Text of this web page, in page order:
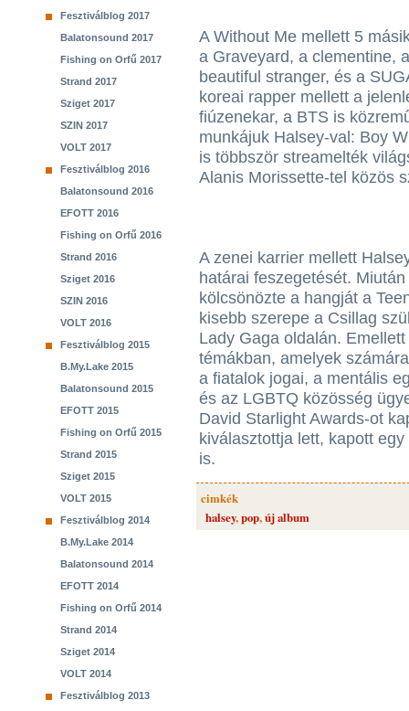
Fesztiválblog 2017
Balatonsound 2017
Fishing on Orfű 2017
Strand 2017
Sziget 2017
SZIN 2017
VOLT 2017
Fesztiválblog 2016
Balatonsound 2016
EFOTT 2016
Fishing on Orfű 2016
Strand 2016
Sziget 2016
SZIN 2016
VOLT 2016
Fesztiválblog 2015
B.My.Lake 2015
Balatonsound 2015
EFOTT 2015
Fishing on Orfű 2015
Strand 2015
Sziget 2015
VOLT 2015
Fesztiválblog 2014
B.My.Lake 2014
Balatonsound 2014
EFOTT 2014
Fishing on Orfű 2014
Strand 2014
Sziget 2014
VOLT 2014
Fesztiválblog 2013
A Without Me mellett 5
a Graveyard, a clementine,
beautiful stranger, és a
koreai rapper mellett a
fiúzenekar, a BTS is
munkájuk Halsey-val: Boy
is többször streamelték
Alanis Morissette-tel közös
A zenei karrier mellett
határai feszegetését.
kölcsönözte a hangját a
kisebb szerepe a Csillag
Lady Gaga oldalán.
témákban, amelyek
a fiatalok jogai, a mentális
és az LGBTQ közösség
David Starlight Awards-ot
kiválasztottja lett, kapott
is.
cimkék
halsey,pop,új album